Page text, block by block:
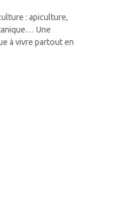
: apiculture,
Une
à vivre partout en